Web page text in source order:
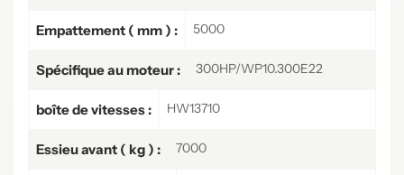
Empattement ( mm ) : 5000
Spécifique au moteur : 300HP/WP10.300E22
boîte de vitesses : HW13710
Essieu avant ( kg ) : 7000